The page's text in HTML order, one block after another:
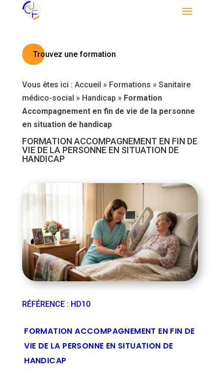
Trouvez une formation
Vous êtes ici : Accueil » Formations » Sanitaire
médico-social » Handicap » Formation
Accompagnement en fin de vie de la personne
en situation de handicap
FORMATION ACCOMPAGNEMENT EN FIN DE
VIE DE LA PERSONNE EN SITUATION DE
HANDICAP
RÉFÉRENCE: HD10
FORMATION ACCOMPAGNEMENT EN FIN DE
VIE DE LA PERSONNE EN SITUATION DE
HANDICAP